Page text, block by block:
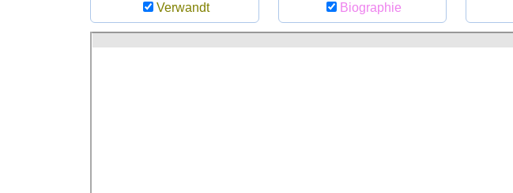
Verwandt Biographie